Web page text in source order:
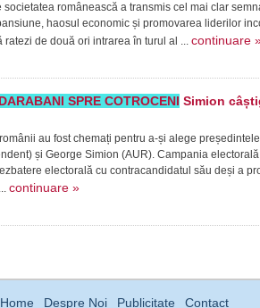
românească a transmis cel mai clar
haosul economic și promovarea liderilor
ratezi de două ori intrarea în turul al ... continuare
SPRE COTROCENI Simion
au fost chemați pentru a-și alege
și George Simion (AUR). Campania
electorală cu contracandidatul său deși a
continuare »
Home Despre Noi Publicitate Contact